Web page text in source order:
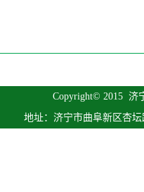
Copyright© 2015 济
地址：济宁市曲阜新区杏